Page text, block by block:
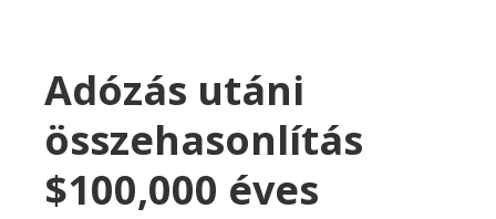
Adózás utáni
összehasonlítás
$100,000 éves